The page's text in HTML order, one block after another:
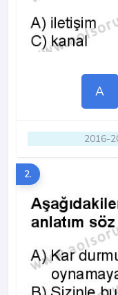
A
2016-
2.